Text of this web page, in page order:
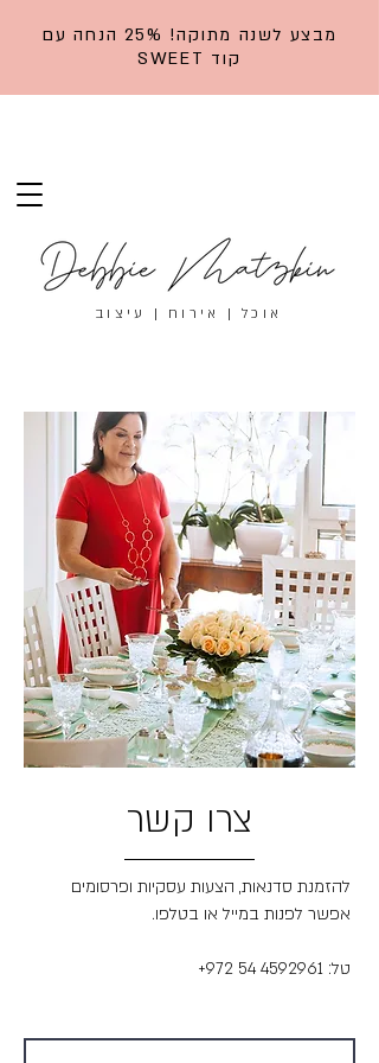
אוכל | אירוח | עיצוב
מבצע לשנה מתוקה! 25% הנחה עם
קוד SWEET
צרו קשר
להזמנת סדנאות, הצעות עסקיות ופרסומים
.אפשר לפנות במייל או בטלפו
+972 54 4592961 :טל